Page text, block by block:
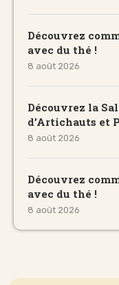
Découvrez
avec du thé !
8 août 2026
Découvrez la
d’Artichauts et
8 août 2026
Découvrez
avec du thé !
8 août 2026